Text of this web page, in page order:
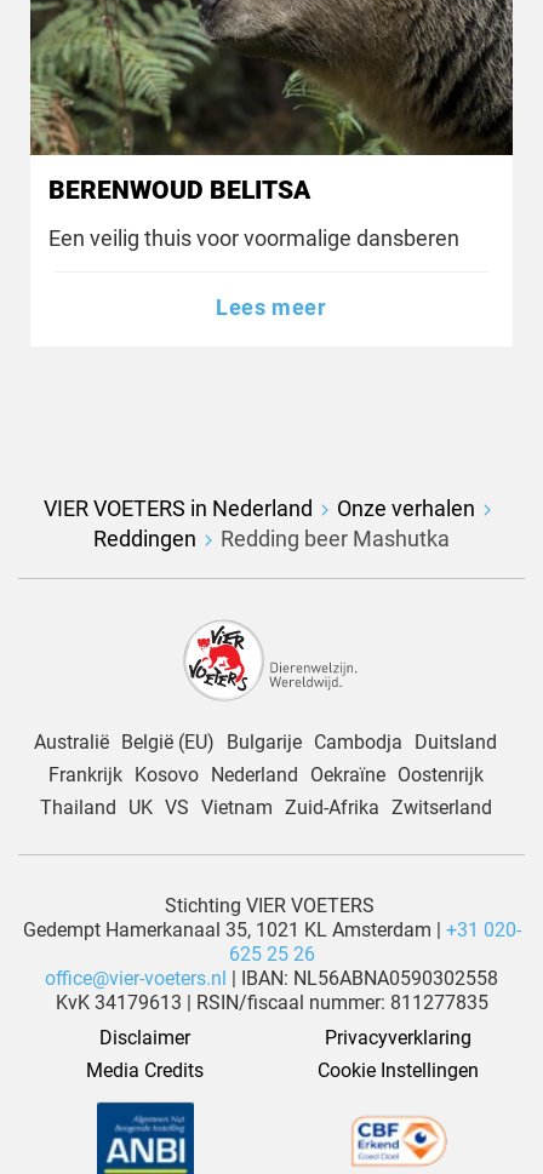
BERENWOUD BELITSA
Een veilig thuis voor voormalige dansberen
Lees meer
VIER VOETERS in Nederland
Onze verhalen
Reddingen
Redding beer Mashutka
Australië België (EU) Bulgarije Cambodja
Duitsland
Frankrijk
Kosovo Nederland Oekraïne
Oostenrijk
Thailand
UK VS Vietnam Zuid-Afrika Zwitserland
Stichting VIER VOETERS
Gedempt Hamerkanaal 35, 1021 KL Amsterdam | +31 020-
625 25 26
office@vier-voeters.nl | IBAN: NL56ABNA0590302558
KvK 34179613 | RSIN/fiscaal nummer: 811277835
Disclaimer
Privacyverklaring
Media Credits
Cookie Instellingen